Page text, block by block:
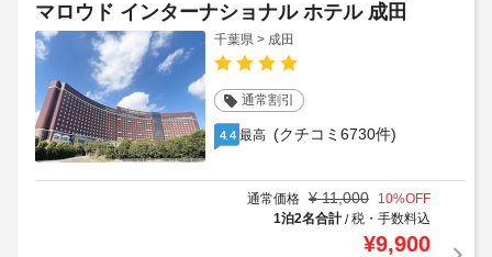
マロウド インターナショナル ホテル 成田
千葉県 > 成田
通常割引
4.4 最高 (クチコミ6730件)
通常価格 ¥ 11,000 10%OFF
1泊2名合計/税・手数料込
¥9,900